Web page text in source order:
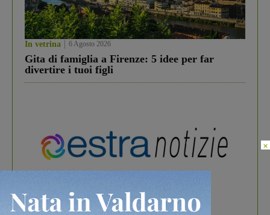
In vetrina 6 Agosto 2026
Gita di famiglia a Firenze: 5 idee per far
divertire i tuoi figli
In vetrina 3 Agosto 2026
×